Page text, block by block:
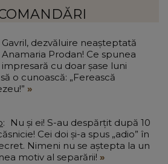
va fi...”
Gavril, dezvăluire neașteptată
Prodan! Ce spunea
cu doar șase luni
o cunoască: „Ferească
Cei doi și-a spus „adio” în
Nimeni nu se aștepta la un
motiv al separării!